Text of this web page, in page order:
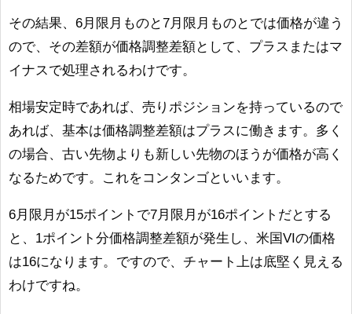
その結果、6月限月ものと7月限月ものとでは価格が違う
ので、その差額が価格調整差額として、プラスまたはマ
イナスで処理されるわけです。
相場安定時であれば、売りポジションを持っているので
あれば、基本は価格調整差額はプラスに働きます。多く
の場合、古い先物よりも新しい先物のほうが価格が高く
なるためです。これをコンタンゴといいます。
6月限月が15ポイントで7月限月が16ポイントだとする
と、1ポイント分価格調整差額が発生し、米国VIの価格
は16になります。ですので、チャート上は底堅く見える
わけですね。